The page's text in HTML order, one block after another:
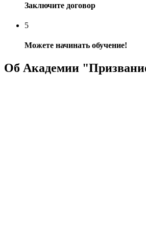
Заключите договор
5
Можете начинать обучение!
Об Академии